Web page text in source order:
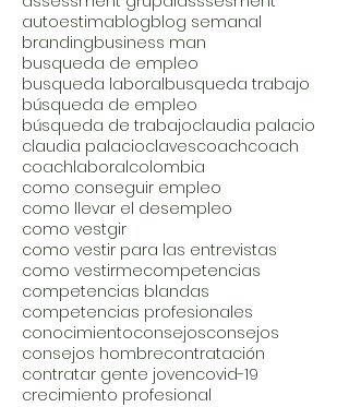
autoestimablogblog semanal
brandingbusiness man
busqueda de empleo
busqueda laboralbusqueda trabajo
búsqueda de empleo
búsqueda de trabajoclaudia palacio
claudia palacioclavescoachcoach
coachlaboralcolombia
como conseguir empleo
como llevar el desempleo
como vestgir
como vestir para las entrevistas
como vestirmecompetencias
competencias blandas
competencias profesionales
conocimientoconsejosconsejos
consejos hombrecontratación
contratar gente jovencovid-19
crecimiento profesional